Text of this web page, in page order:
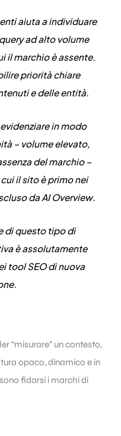
aiuta a individuare
ad alto volume
il marchio è assente.
priorità chiare
e delle entità.
in modo
– volume elevato,
del marchio –
il sito è primo nei
da AI Overview.
di questo tipo di
è assolutamente
tool SEO di nuova
“misurare” un contesto,
opaco, dinamico e in
fidarsi i marchi di